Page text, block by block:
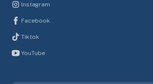
Instagram
Facebook
Tiktok
YouTube